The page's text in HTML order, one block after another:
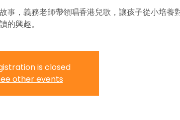
事，義務老師帶領唱香港兒歌，讓孩子從小培養
的興趣。
is closed
other events